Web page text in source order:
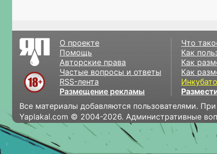
О проекте
Помощь
Авторские права
Частые вопросы и ответы
RSS-лента
Размещение рекламы
Что
Как
Как
Как
Все материалы добавляются пользователями.
Yaplakal.com © 2004-2026. Административные